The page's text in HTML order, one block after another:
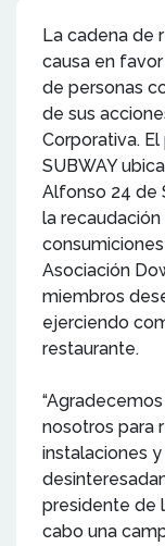
La cadena de
causa en
de personas
de sus
Corporativa.
SUBWAY
Alfonso 24 de
la
Asociación
miembros
ejerciendo
restaurante.
nosotros para
instalaciones
presidente de
cabo una